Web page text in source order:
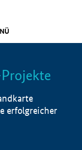
Info
erfolgreicher